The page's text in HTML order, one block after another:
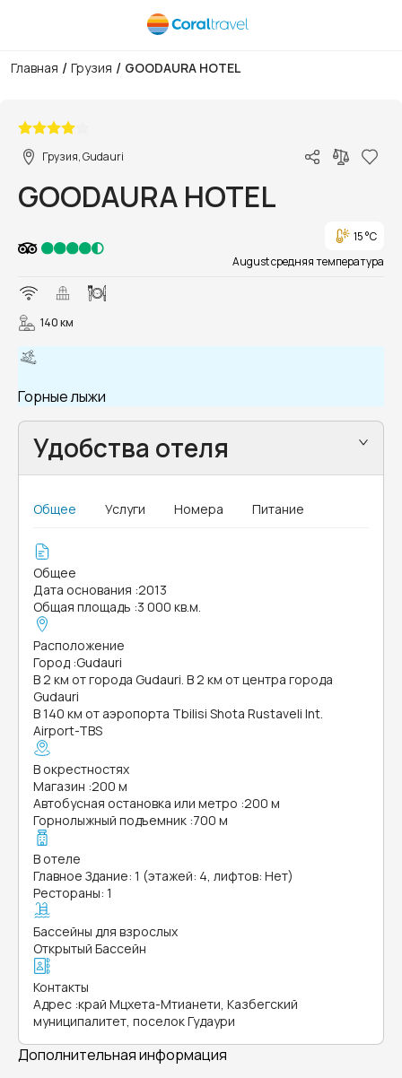
Главная / Грузия / GOODAURA HOTEL
Грузия, Gudauri
GOODAURA HOTEL
15 °C
August средняя температура
140 км
Горные лыжи
Удобства отеля
Общее Услуги Номера Питание
Общее
Дата основания :2013
Общая площадь :3 000 кв.м.
Расположение
Город :Gudauri
В 2 км от города Gudauri. В 2 км от центра города
Gudauri
В 140 км от аэропорта Tbilisi Shota Rustaveli Int.
Airport-TBS
В окрестностях
Магазин :200 м
Автобусная остановка или метро :200 м
Горнолыжный подъемник :700 м
В отеле
Главное Здание: 1 (этажей: 4, лифтов: Нет)
Рестораны: 1
Бассейны для взрослых
Открытый Бассейн
Контакты
Адрес :край Мцхета-Мтианети, Казбегский
муниципалитет, поселок Гудаури
Дополнительная информация